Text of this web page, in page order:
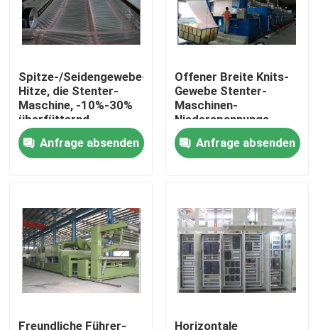
Über uns
Qualitätskontrolle
Treten Sie mit uns in Verbindung
Fordern Sie ein Zitat
stenter Raffineur
Hitzeeinstellung stenter
Spitze-/Seidengewebe-
Hitze, die Stenter-
Maschine, -10%-30%
überfütternd,
Fertigungspadder
einstelltAnfrage absenden
Offener Breite Knits-
Gewebe Stenter-
Maschinen-
Niederspannungs-
Entwurf
einzeln/Doppelt-
Antrieb
Anfrage absenden
Freundliche Führer- Horizontale